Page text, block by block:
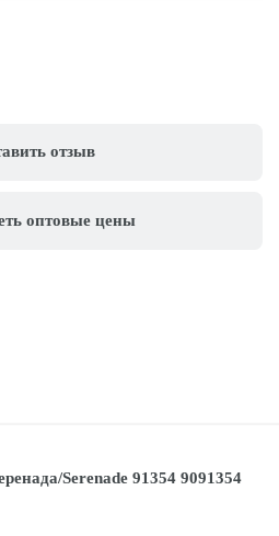
отзыв
оптовые цены
Serenade 91354 9091354